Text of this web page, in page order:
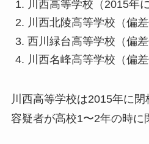
川西高等学校（2015年に
川西北陵高等学校（偏差
西川緑台高等学校（偏差
川西名峰高等学校（偏差
川西高等学校は2015年に
容疑者が高校1〜2年の時に